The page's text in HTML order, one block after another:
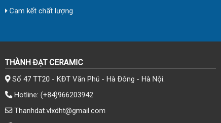
Cam kết chất lượng
THÀNH ĐẠT CERAMIC
Số 47 TT20 - KĐT Văn Phú - Hà Đông - Hà Nội.
Hotline: (+84)966203942
Thanhdat.vlxdht@gmail.com